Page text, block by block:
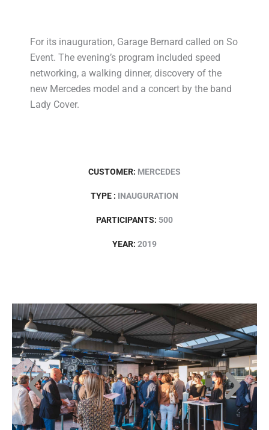
For its inauguration, Garage Bernard called on So
Event. The evening’s program included speed
networking, a walking dinner, discovery of the
new Mercedes model and a concert by the band
Lady Cover.
CUSTOMER: MERCEDES
TYPE : INAUGURATION
PARTICIPANTS: 500
YEAR: 2019